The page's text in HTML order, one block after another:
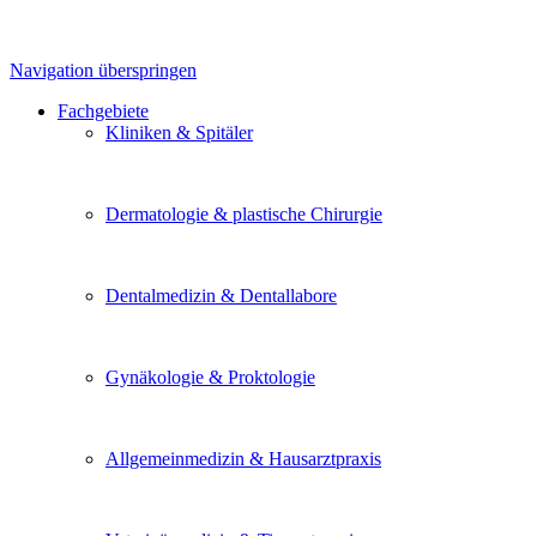
Navigation überspringen
Fachgebiete
Kliniken & Spitäler
Dermatologie & plastische Chirurgie
Dentalmedizin & Dentallabore
Gynäkologie & Proktologie
Allgemeinmedizin & Hausarztpraxis